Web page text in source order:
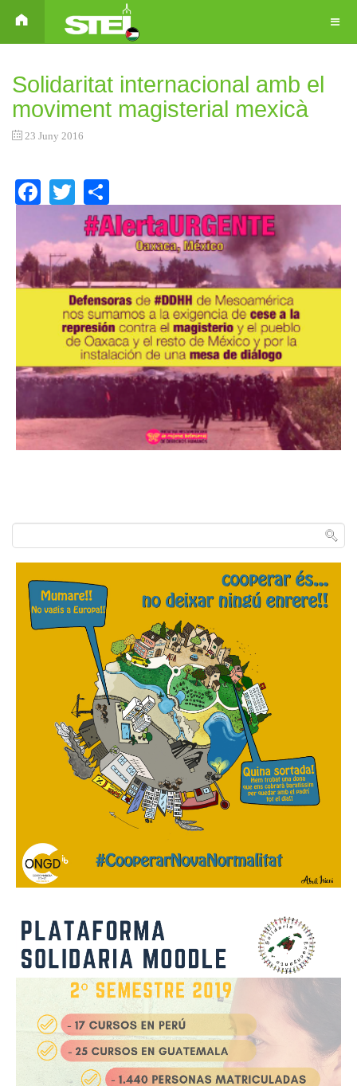
Solidaritat internacional amb el
moviment magisterial mexicà
23 Juny 2016
Facebook
Twitter